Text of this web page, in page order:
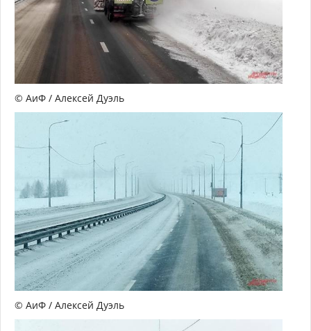
© АиФ / Алексей Дуэль
© АиФ / Алексей Дуэль